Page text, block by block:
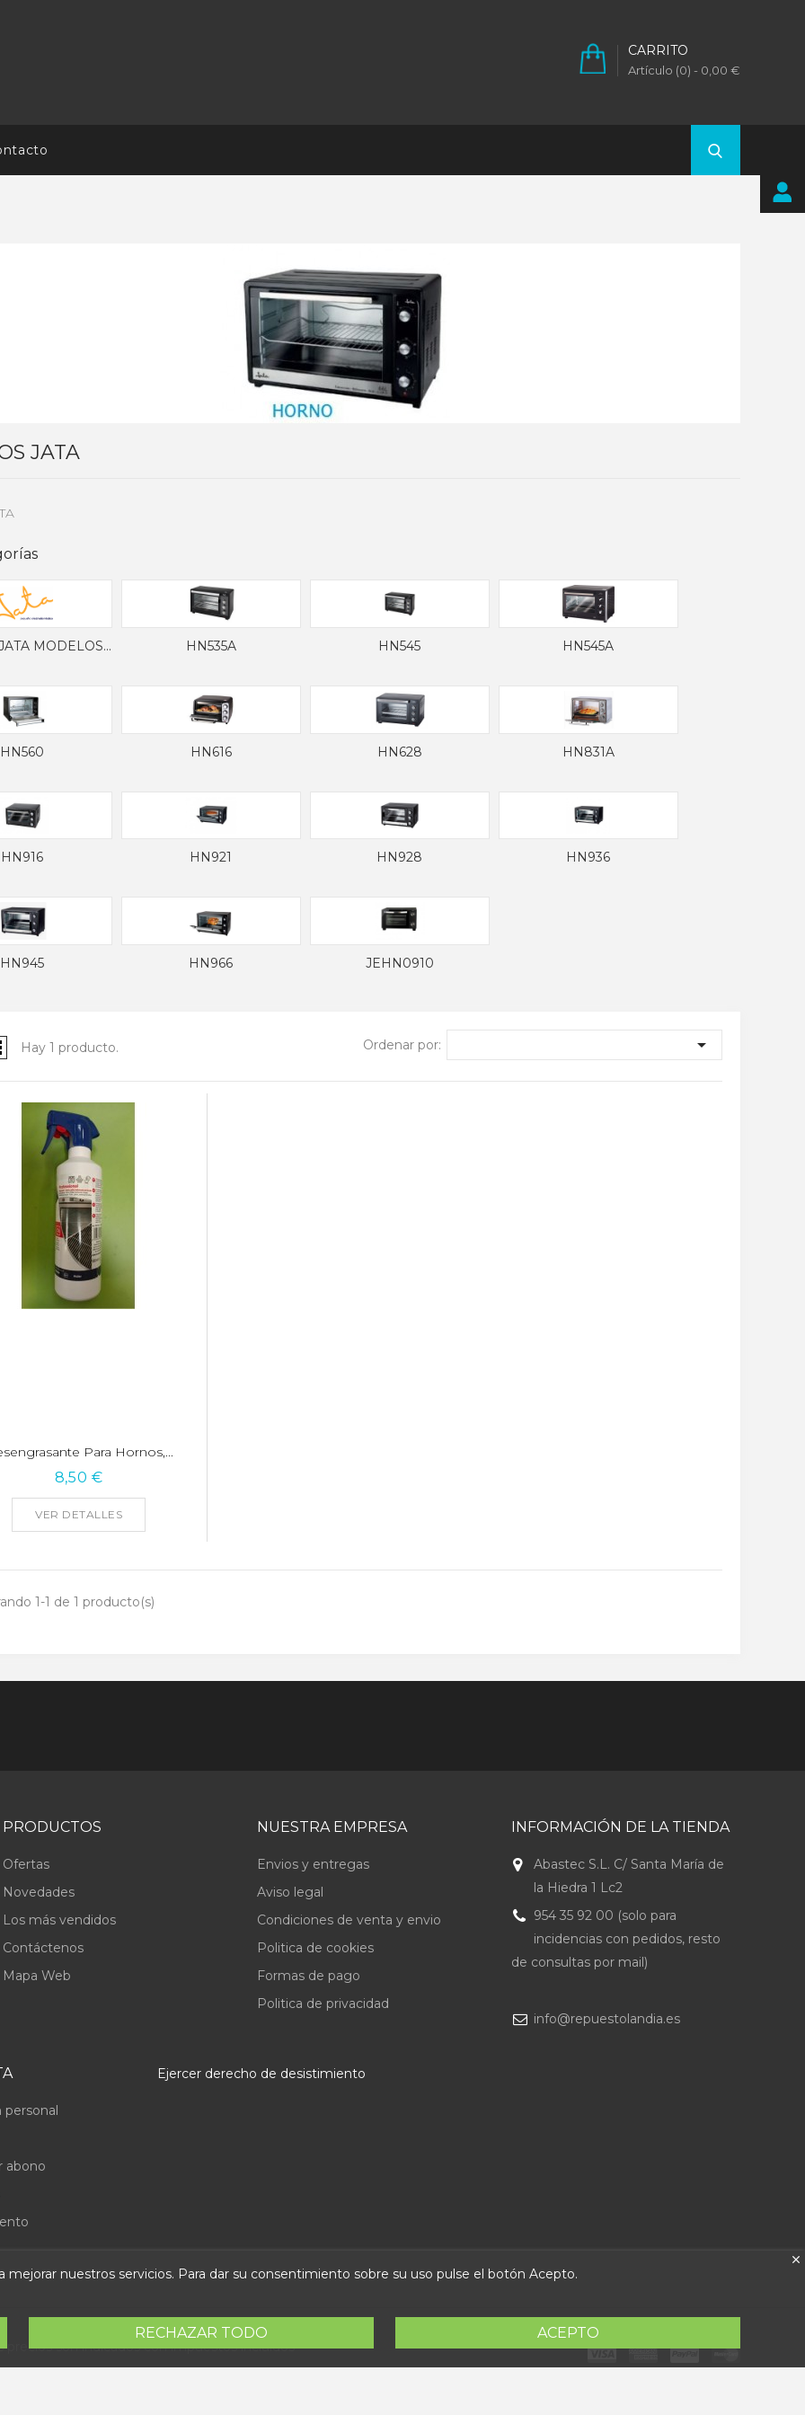
CARRITO
Artículo (0) - 0,00 €
JATA
MODELOS... HN535A HN545 HN545A
HN560 HN616 HN628 HN831A
HN916 HN921 HN928 HN936
HN945 HN966 JEHN0910
Hay 1 producto. Ordenar por: 
Para Hornos,...
8,50 €
VER DETALLES
1-1 de 1 producto(s)
PRODUCTOS
Ofertas
Novedades
Los más vendidos
Contáctenos
Mapa Web
NUESTRA EMPRESA
Envios y entregas
Aviso legal
Condiciones de venta y envio
Politica de cookies
Formas de pago
Politica de privacidad
INFORMACIÓN DE LA TIENDA
Abastec S.L. C/ Santa María de
la Hiedra 1 Lc2
954 35 92 00 (solo para
incidencias con pedidos, resto
de consultas por mail)
info@repuestolandia.es
nuestros servicios. Para dar su consentimiento sobre su uso pulse el botón Acepto.
RECHAZAR TODO ACEPTO
personal
abono
Ejercer derecho de desistimiento
precios son indicados con impuestos incluidos